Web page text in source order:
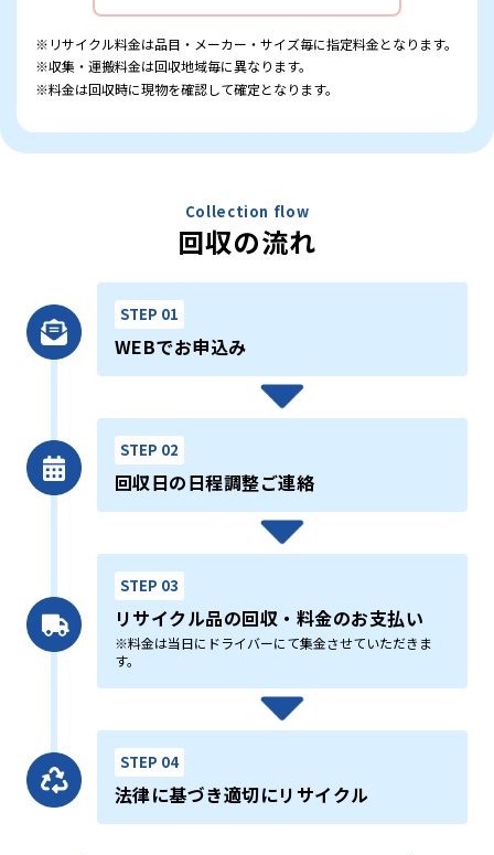
※リサイクル料金は品目・メーカー・サイズ毎に指定料金となります。
※収集・運搬料金は回収地域毎に異なります。
※料金は回収時に現物を確認して確定となります。
Collection flow
回収の流れ
STEP 01
WEBでお申込み
STEP 02
回収日の日程調整ご連絡
STEP 03
リサイクル品の回収・料金のお支払い
※料金は当日にドライバーにて集金させていただきま
す。
STEP 04
法律に基づき適切にリサイクル